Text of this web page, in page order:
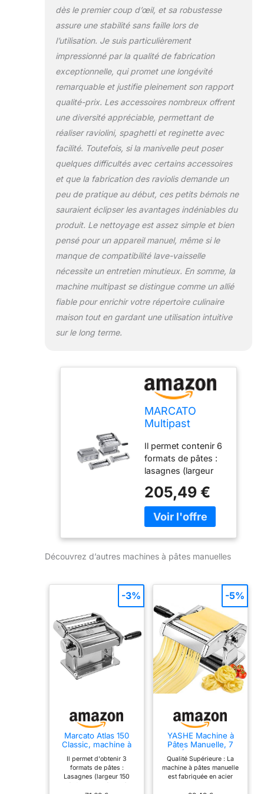
nourriture, pour
protéger la santé du
consommateur
dès le premier coup d’œil, et sa robustesse
assure une stabilité sans faille lors de
l’utilisation. Je suis particulièrement
impressionné par la qualité de fabrication
exceptionnelle, qui promet une longévité
remarquable et justifie pleinement son rapport
qualité-prix. Les accessoires nombreux offrent
une diversité appréciable, permettant de
réaliser raviolini, spaghetti et reginette avec
facilité. Toutefois, si la manivelle peut poser
quelques difficultés avec certains accessoires
et que la fabrication des raviolis demande un
peu de pratique au début, ces petits bémols ne
sauraient éclipser les avantages indéniables du
produit. Le nettoyage est assez simple et bien
pensé pour un appareil manuel, même si le
manque de compatibilité lave-vaisselle
nécessite un entretien minutieux. En somme, la
machine multipast se distingue comme un allié
fiable pour enrichir votre répertoire culinaire
maison tout en gardant une utilisation intuitive
sur le long terme.
MARCATO
Multipast
Pâtes + 5
Accessoires,
Violet, 40 x 30
x 20 cm
Il permet contenir 6
formats de pâtes :
lasagnes (largeur
(6 mm), tagliolini (1,
5 mm), spaghetti (2
mm), raviolini (30
Régulateur à 10
différentes
de 4, 8 mm à 0, 6
mm Fabriqué en
Italie : produit
entièrement
Fabriqué en Italie
par Marcato
Accessoires
interchangeables
pâtes et raccord
rapide pour moteur
(en option)
Structure en acier
chromé avec des
rouleaux en alliage
205,49 €
Découvrez d’autres machines à pâtes manuelles
Marcato Atlas 150
Classic, machine à
pâtes manuelle avec
accessoire
interchangeable AT-
150-CLS 20 x 20.7 x
Il permet d'obtenir 3
formats de pâtes :
Lasagnes (largeur 150
mm), fettuccine (6 mm) et
-3%
YASHE Machine à
Pâtes Manuelle, 7
Épaisseurs
Réglables, Machine à
Pâtes en Acier
Inoxydable avec
Qualité Supérieure : La
machine à pâtes manuelle
est fabriquée en acier
-5%